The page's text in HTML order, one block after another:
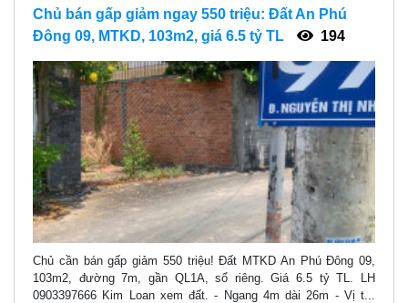
Chủ bán gấp giảm ngay 550 triệu: Đất An Phú
Đông 09, MTKD, 103m2, giá 6.5 tỷ TL
194
Chủ cần bán gấp giảm 550 triệu! Đất MTKD An Phú Đông 09,
103m2, đường 7m, gần QL1A, sổ riêng. Giá 6.5 tỷ TL. LH
0903397666 Kim Loan xem đất. - Ngang 4m dài 26m - Vị t...